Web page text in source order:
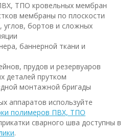
ТПО кровельных мембран
мембраны по плоскости
углов, бортов и сложных
баннерной ткани и
прудов и резервуаров
деталей прутком
монтажной бригады
аппаратов используйте
полимеров ПВХ, ТПО
сварного шва доступны в
.